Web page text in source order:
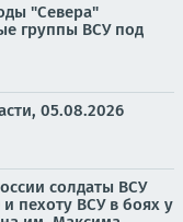
"Севера"
группы ВСУ под
05.08.2026
солдаты ВСУ
пехоту ВСУ в боях у